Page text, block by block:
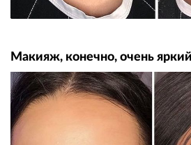
Макияж, конечно, очень